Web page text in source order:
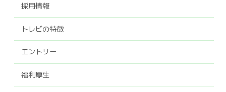
採用情報
トレビの特徴
エントリー
福利厚生